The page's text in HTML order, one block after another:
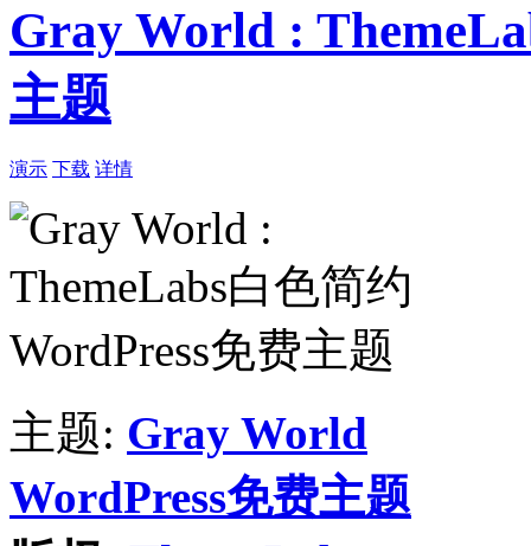
Gray World :
主题
演示 下载 详情
主题: Gray World
WordPress免费主题